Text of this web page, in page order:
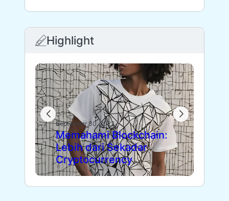
Highlight
September 30, 2022
Memahami Blockchain:
Lebih dari Sekadar
Cryptocurrency